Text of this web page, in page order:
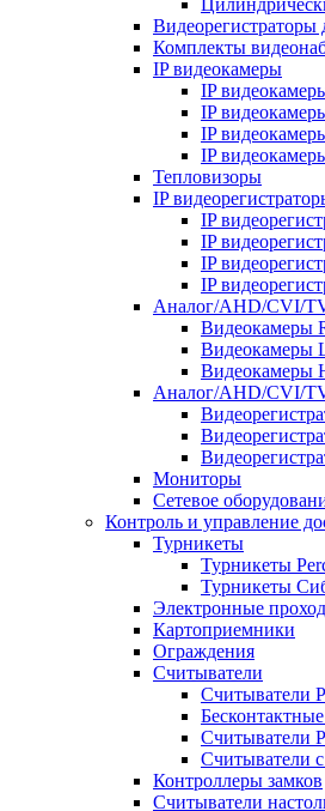
Видеорегистраторы
Комплекты
IP видеокамеры
IP
IP
IP
IP
Тепловизоры
IP
IP
IP
IP
IP
Аналог/AHD/CVI/
Видеокамеры
Видеокамеры
Видеокамеры
Аналог/AHD/CVI/
Мониторы
Сетевое
Контроль и управление
Турникеты
Турникеты
Турникеты
Электронные
Картоприемники
Ограждения
Считыватели
Считыватели
Считыватели
Считыватели
Контроллеры замков
Считыватели